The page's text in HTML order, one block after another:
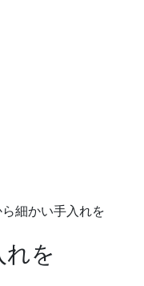
細かい手入れを
を